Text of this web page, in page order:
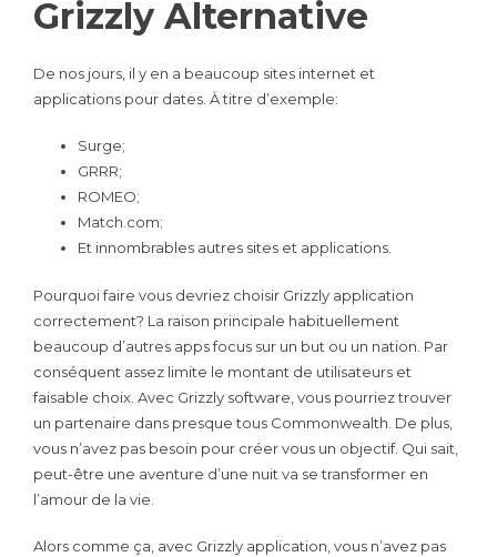
Grizzly Alternative
De nos jours, il y en a beaucoup sites internet et
applications pour dates. À titre d’exemple:
Surge;
GRRR;
ROMEO;
Match.com;
Et innombrables autres sites et applications.
Pourquoi faire vous devriez choisir Grizzly application
correctement? La raison principale habituellement
beaucoup d’autres apps focus sur un but ou un nation. Par
conséquent assez limite le montant de utilisateurs et
faisable choix. Avec Grizzly software, vous pourriez trouver
un partenaire dans presque tous Commonwealth. De plus,
vous n’avez pas besoin pour créer vous un objectif. Qui sait,
peut-être une aventure d’une nuit va se transformer en
l’amour de la vie.
Alors comme ça, avec Grizzly application, vous n’avez pas